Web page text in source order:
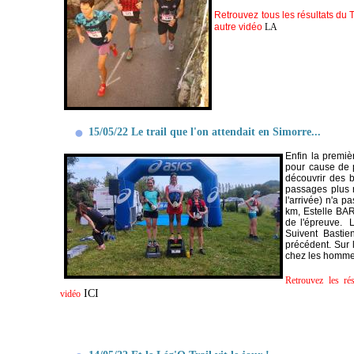
Retrouvez tous les résultats du
autre vidéoLA
15/05/22 Le trail que l'on attendait en Simorre...
Enfin la
pour cause de
découvrir des
passages plus
l'arrivée) n'a
km, Estelle
de l'épreuve.
Suivent
précédent. Sur
chez les
Retrouvez les
vidéo ICI